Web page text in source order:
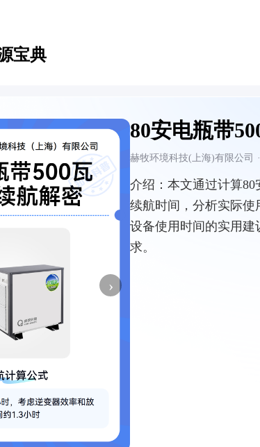
宝典
›
80安电瓶带
赫牧环境科技(上海)有限公司 ·
介绍： 本文通过计算80
续航时间，分析实际
设备使用时间的实用
求。